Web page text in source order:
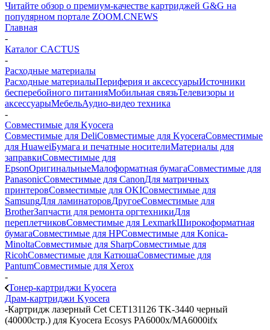
Читайте обзор о премиум-качестве картриджей G&G на
популярном портале ZOOM.CNEWS
Главная
-
Каталог CACTUS
-
Расходные материалы
Расходные материалыПериферия и аксессуарыИсточники
бесперебойного питанияМобильная связьТелевизоры и
аксессуарыМебельАудио-видео техника
-
Совместимые для Kyocera
Совместимые для DeliСовместимые для KyoceraСовместимые
для HuaweiБумага и печатные носителиМатериалы для
заправкиСовместимые для
EpsonОригинальныеМалоформатная бумагаСовместимые для
PanasonicСовместимые для CanonДля матричных
принтеровСовместимые для OKIСовместимые для
SamsungДля ламинаторовДругоеСовместимые для
BrotherЗапчасти для ремонта оргтехникиДля
переплетчиковСовместимые для LexmarkШирокоформатная
бумагаСовместимые для HPСовместимые для Konica-
MinoltaСовместимые для SharpСовместимые для
RicohСовместимые для КатюшаСовместимые для
PantumСовместимые для Xerox
-
Тонер-картриджи Kyocera
Драм-картриджи Kyocera
-Картридж лазерный Cet CET131126 TK-3440 черный
(40000стр.) для Kyocera Ecosys PA6000x/MA6000ifx